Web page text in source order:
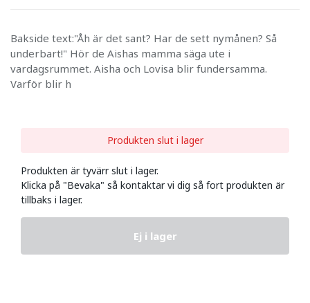
Bakside text:"Åh är det sant? Har de sett nymånen? Så
underbart!" Hör de Aishas mamma säga ute i
vardagsrummet. Aisha och Lovisa blir fundersamma.
Varför blir h
Produkten slut i lager
Produkten är tyvärr slut i lager.
Klicka på "Bevaka" så kontaktar vi dig så fort produkten är
tillbaks i lager.
Ej i lager